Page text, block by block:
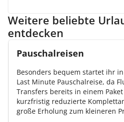
Weitere beliebte
entdecken
Pauschalreisen
Besonders bequem startet ihr
Last Minute Pauschalreise, da
Transfers bereits in einem
kurzfristig reduzierte
große Erholung zum kleineren